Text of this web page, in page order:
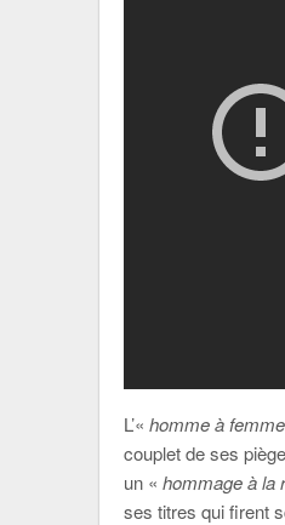
L’« homme à
couplet de ses
un « hommage à la
ses titres qui firent